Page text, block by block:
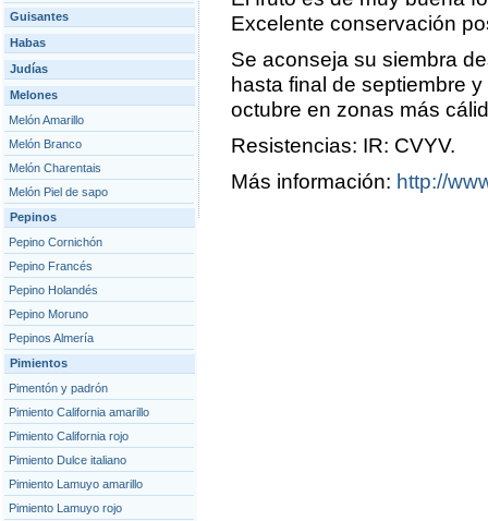
Guisantes
Habas
Judías
Melones
Melón Amarillo
Melón Branco
Melón Charentais
Melón Piel de sapo
Pepinos
Pepino Cornichón
Pepino Francés
Pepino Holandés
Pepino Moruno
Pepinos Almería
Pimientos
Pimentón y padrón
Pimiento California amarillo
Pimiento California rojo
Pimiento Dulce italiano
Pimiento Lamuyo amarillo
Pimiento Lamuyo rojo
Excelente conservación
Se aconseja su siembra
hasta final de septiembre
octubre en zonas más
Resistencias: IR: CVYV.
Más información: http://